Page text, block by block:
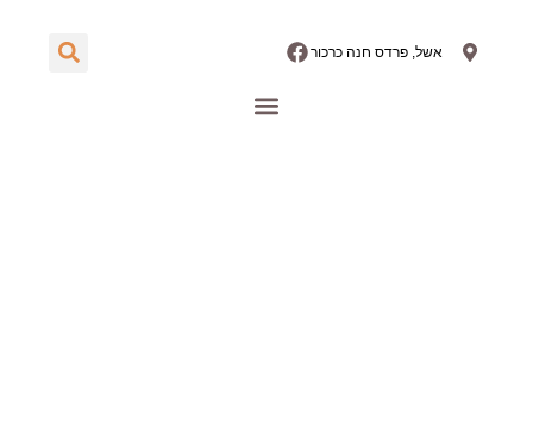
אשל, פרדס חנה כרכור